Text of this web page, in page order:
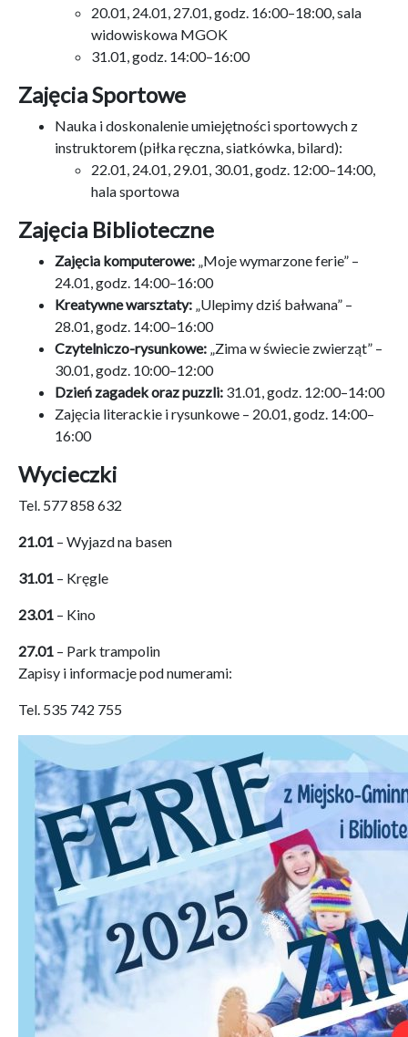
20.01, 24.01, 27.01, godz. 16:00–18:00, sala
widowiskowa MGOK
31.01, godz. 14:00–16:00
Zajęcia Sportowe
Nauka i doskonalenie umiejętności sportowych z
instruktorem (piłka ręczna, siatkówka, bilard):
22.01, 24.01, 29.01, 30.01, godz. 12:00–14:00,
hala sportowa
Zajęcia Biblioteczne
Zajęcia komputerowe: „Moje wymarzone ferie” –
24.01, godz. 14:00–16:00
Kreatywne warsztaty: „Ulepimy dziś bałwana” –
28.01, godz. 14:00–16:00
Czytelniczo-rysunkowe: „Zima w świecie zwierząt” –
30.01, godz. 10:00–12:00
Dzień zagadek oraz puzzli: 31.01, godz. 12:00–14:00
Zajęcia literackie i rysunkowe – 20.01, godz. 14:00–
16:00
Wycieczki
Tel. 577 858 632
21.01 – Wyjazd na basen
31.01 – Kręgle
23.01 – Kino
27.01 – Park trampolin
Zapisy i informacje pod numerami:
Tel. 535 742 755